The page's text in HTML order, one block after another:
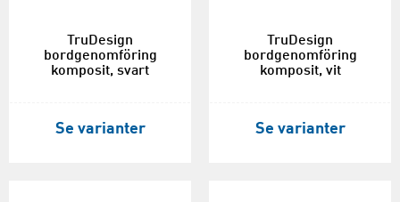
TruDesign
bordgenomföring
komposit, svart
Se varianter
TruDesign
bordgenomföring
komposit, vit
Se varianter